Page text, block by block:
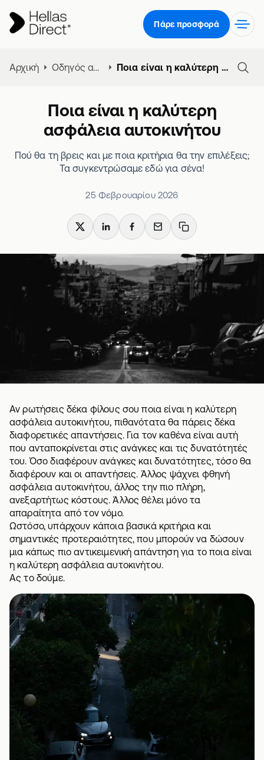
Πάρε προσφορά
Αρχική Οδηγός ασφάλειας αυτοκινήτου Ποια είναι η καλύτερη ασφάλεια αυτοκινήτου
Ποια είναι η καλύτερη
ασφάλεια αυτοκινήτου
Πού θα τη βρεις και με ποια κριτήρια θα την επιλέξεις;
Τα συγκεντρώσαμε εδώ για σένα!
25 Φεβρουαρίου 2026
X LinkedInFacebook
Email Copy link
Αν ρωτήσεις δέκα φίλους σου ποια είναι η καλύτερη
ασφάλεια αυτοκινήτου, πιθανότατα θα πάρεις δέκα
διαφορετικές απαντήσεις. Για τον καθένα είναι αυτή
που ανταποκρίνεται στις ανάγκες και τις δυνατότητές
του. Όσο διαφέρουν ανάγκες και δυνατότητες, τόσο θα
διαφέρουν και οι απαντήσεις. Άλλος ψάχνει φθηνή
ασφάλεια αυτοκινήτου, άλλος την πιο πλήρη,
ανεξαρτήτως κόστους. Άλλος θέλει μόνο τα
απαραίτητα από τον νόμο.
Ωστόσο, υπάρχουν κάποια βασικά κριτήρια και
σημαντικές προτεραιότητες, που μπορούν να δώσουν
μια κάπως πιο αντικειμενική απάντηση για το ποια είναι
η καλύτερη ασφάλεια αυτοκινήτου.
Ας το δούμε.